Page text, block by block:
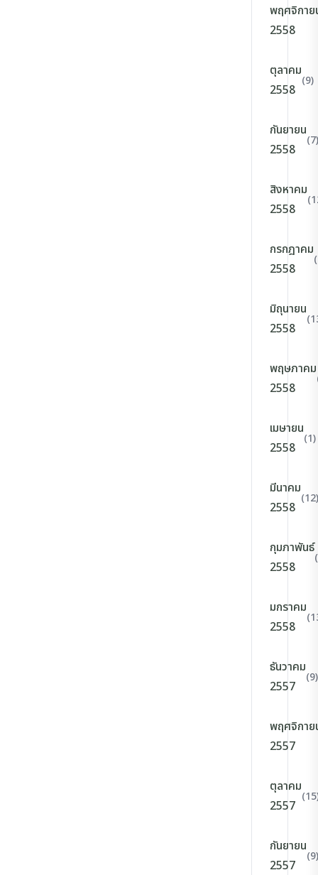
พฤศจิกาย
2558
ตุลาคม
2558
(9)
กันยายน
2558
(7)
สิงหาคม
2558
กรกฎาคม
2558
มิถุนายน
2558
พฤษภาคม
2558
เมษายน
2558
(1)
มีนาคม
2558
(12)
กุมภาพันธ์
2558
มกราคม
2558
ธันวาคม
2557
(9)
พฤศจิกาย
2557
ตุลาคม
2557
กันยายน
2557
(9)